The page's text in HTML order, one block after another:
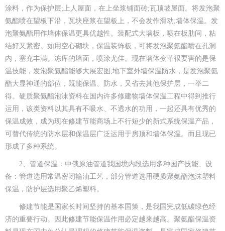
涂料，作为保护层;上人屋面，在上坐浆铺面砖;瓦顶坡屋面。将发泡聚
氨酯喷在望板下沿，瓦块座浆在望板上，不会发作滑动;墙体保温。发
泡聚氨酯用作墙体保温更具优越性。装配式大墙板，喷在板肋间，粘
结好又紧密。如用空心砌块，保温装饰板，可将发泡聚氨酯喷在孔洞
内，塞充丰满。冻库的墙面，喷涂尤佳。现在墙体变革很要害的是保
温技能，发泡聚氨酯能够大展宏图;地下室外墙保温防水，是发泡聚氨
酯大显神通的部位，既能保温、防水，又省去其他保护层，一举二
得。硬质聚氨酯泡沫资料在国内许多修建物墙体保温工程中得到推行
运用，该类资料以其具有不吸水、不透水的功用，一起还具有优秀的
保温成效，成为现在修建节能商场上不行短少的新式系统保温产品，
可替代传统的防水层和保温层广泛运用于房顶和墙体保温。而且现已
形成了多种系统。
2、管道保温：中俄原油管道我国境内段选用多种国产技能、设
备：管道选用常温密闭输油工艺，部分管道选用硬质聚氨酯泡沫塑料
保温，防护层选用聚乙烯塑料。
修建节能是国家长时间坚持的基本国策，是我国完成低碳绿色经
济的重要行动。因此修建节能保温作用必定越来越高。聚氨酯保温资